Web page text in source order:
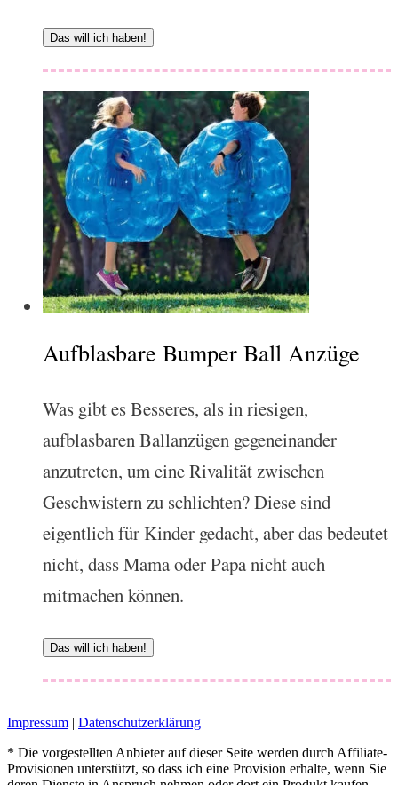
Das will ich haben!
Aufblasbare Bumper Ball Anzüge
Was gibt es Besseres, als in riesigen,
aufblasbaren Ballanzügen gegeneinander
anzutreten, um eine Rivalität zwischen
Geschwistern zu schlichten? Diese sind
eigentlich für Kinder gedacht, aber das bedeutet
nicht, dass Mama oder Papa nicht auch
mitmachen können.
Das will ich haben!
Impressum | Datenschutzerklärung
* Die vorgestellten Anbieter auf dieser Seite werden durch Affiliate-
Provisionen unterstützt, so dass ich eine Provision erhalte, wenn Sie